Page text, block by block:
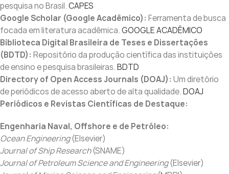
pesquisa no Brasil.CAPES
Google Scholar (Google Acadêmico): Ferramenta de busca
focada em literatura acadêmica.GOOGLE ACADÊMICO
Biblioteca Digital Brasileira de Teses e Dissertações
(BDTD): Repositório da produção científica das instituições
de ensino e pesquisa brasileiras.BDTD
Directory of Open Access Journals (DOAJ): Um diretório
de periódicos de acesso aberto de alta qualidade.DOAJ
Periódicos e Revistas Científicas de Destaque:
Engenharia Naval, Offshore e de Petróleo:
Ocean Engineering(Elsevier)
Journal of Ship Research(SNAME)
Journal of Petroleum Science and Engineering(Elsevier)